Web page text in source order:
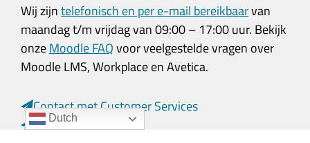
Wij zijntelefonisch en per e-mail bereikbaarvan
maandag t/m vrijdag van 09:00 – 17:00 uur. Bekijk
onzeMoodle FAQvoor veelgestelde vragen over
Moodle LMS, Workplace en Avetica.
Contact met Customer Services
Contact met Sales
Dutch